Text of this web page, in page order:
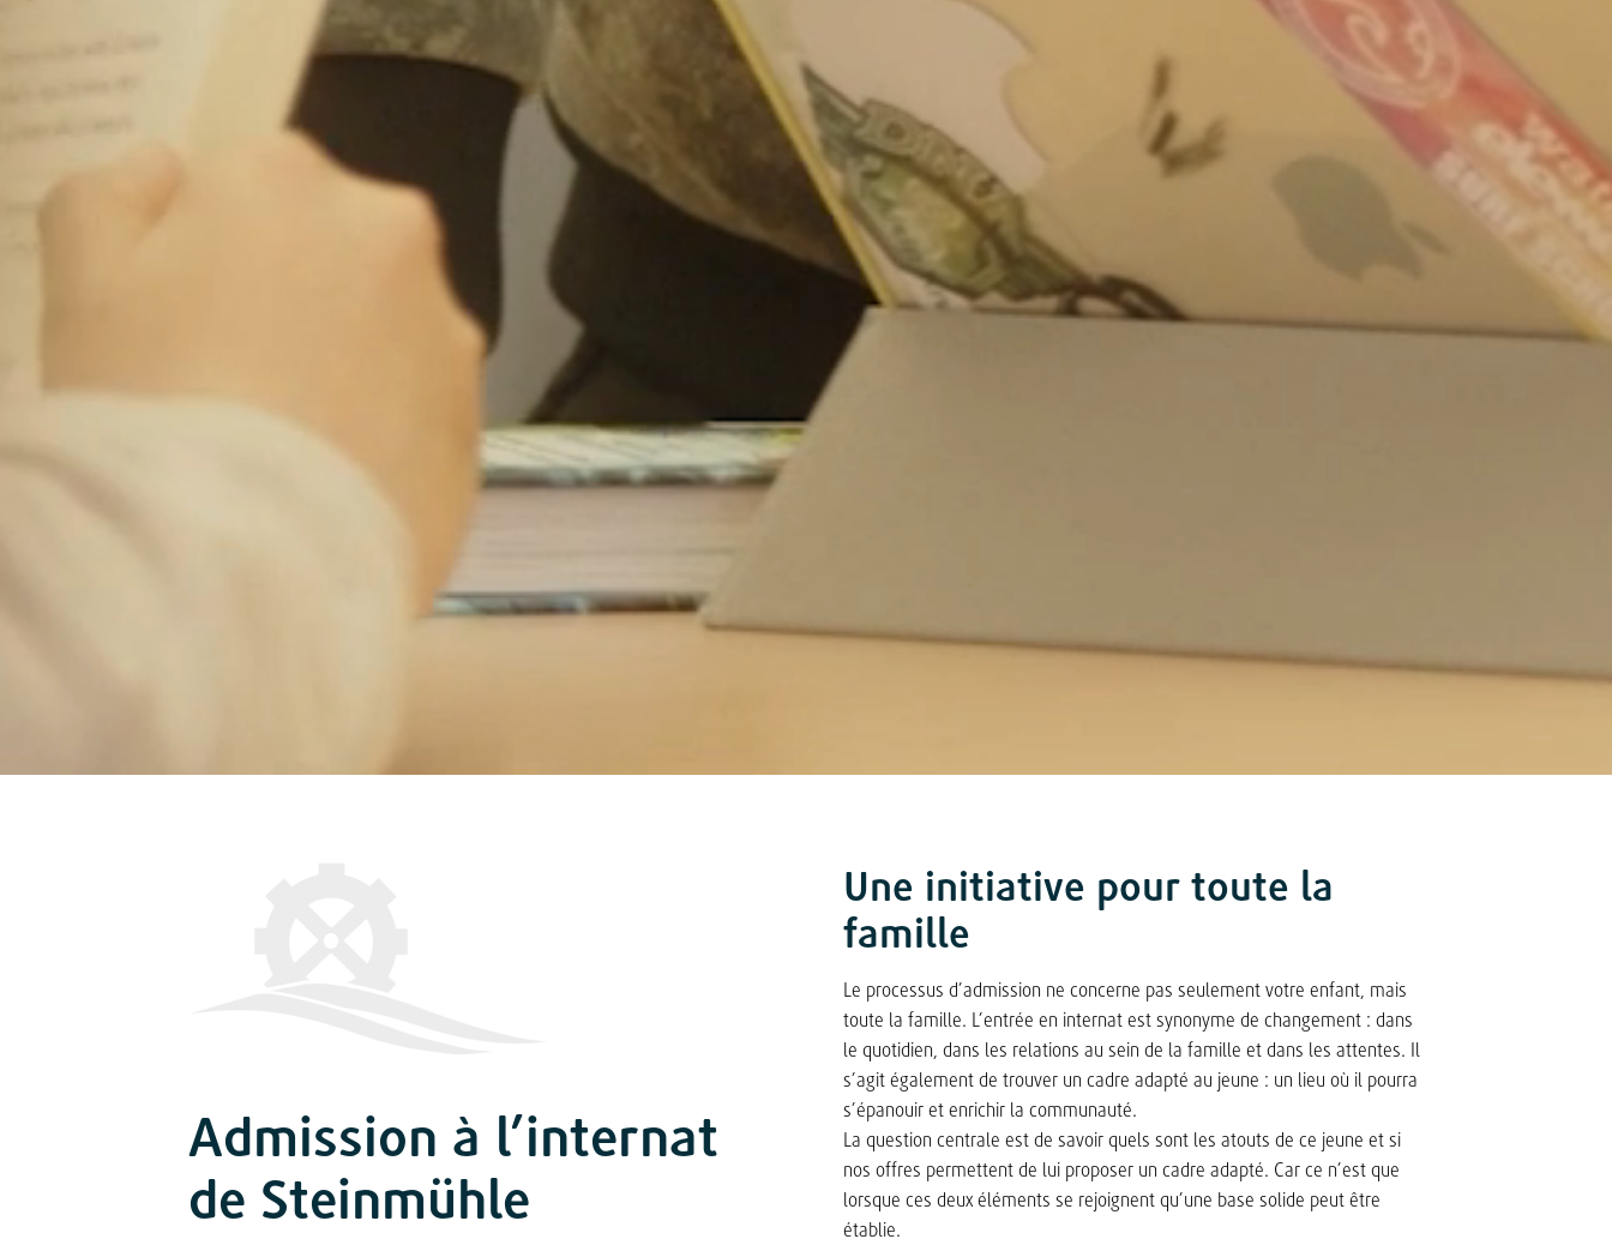
Admission à l’internat
de Steinmühle
Une initiative pour toute la
famille
Le processus d’admission ne concerne pas seulement votre enfant, mais
toute la famille. L’entrée en internat est synonyme de changement : dans
le quotidien, dans les relations au sein de la famille et dans les attentes. Il
s’agit également de trouver un cadre adapté au jeune : un lieu où il pourra
s’épanouir et enrichir la communauté.
La question centrale est de savoir quels sont les atouts de ce jeune et si
nos offres permettent de lui proposer un cadre adapté. Car ce n’est que
lorsque ces deux éléments se rejoignent qu’une base solide peut être
établie.